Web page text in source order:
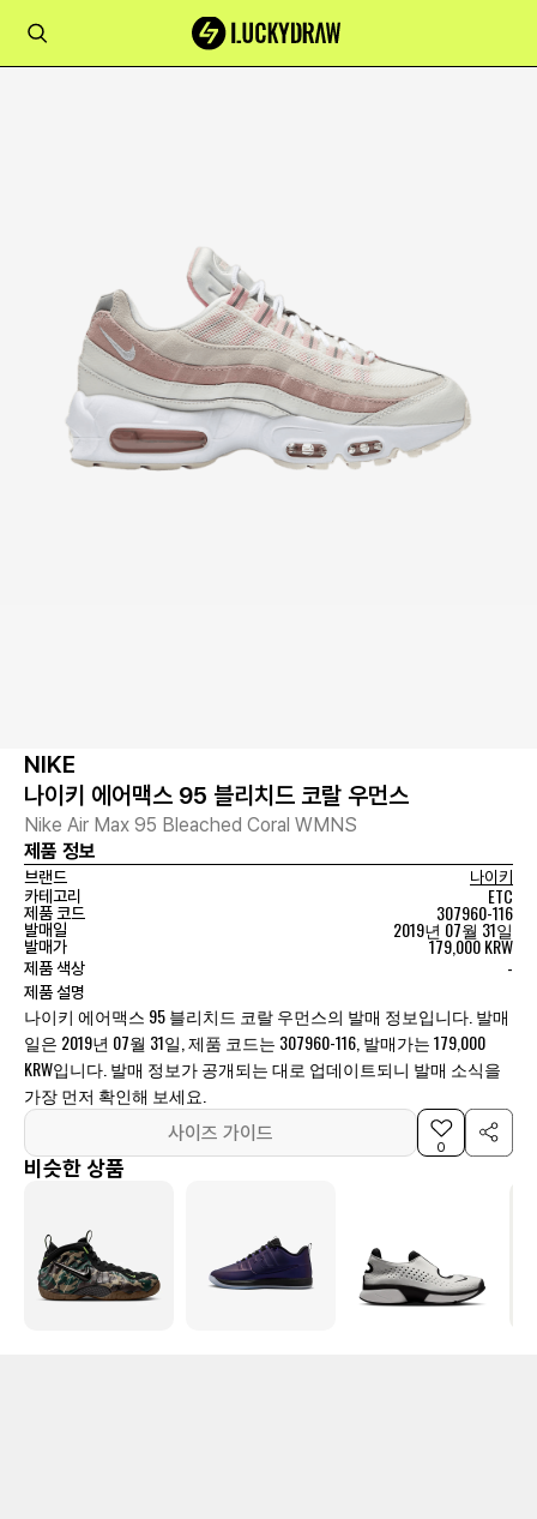
NIKE
나이키 에어맥스 95 블리치드 코랄 우먼스
Nike Air Max 95 Bleached Coral WMNS
제품 정보
브랜드
나이키
카테고리
ETC
제품 코드 307960-116
발매일 2019년 07월 31일
발매가 179,000 KRW
제품 색상 -
제품 설명
나이키 에어맥스 95 블리치드 코랄 우먼스의 발매 정보입니다. 발매
일은 2019년 07월 31일, 제품 코드는 307960-116, 발매가는 179,000
KRW입니다. 발매 정보가 공개되는 대로 업데이트되니 발매 소식을
가장 먼저 확인해 보세요.
사이즈 가이드
0
비슷한 상품